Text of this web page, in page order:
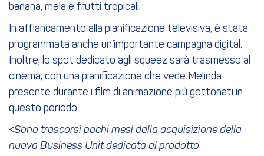
banana, mela e frutti tropicali.
In affiancamento alla pianificazione televisiva, è stata
programmata anche un’importante campagna digital.
Inoltre, lo spot dedicato agli squeez sarà trasmesso al
cinema, con una pianificazione che vede Melinda
presente durante i film di animazione più gettonati in
questo periodo.
<Sono trascorsi pochi mesi dalla acquisizione della
nuova Business Unit dedicata al prodotto